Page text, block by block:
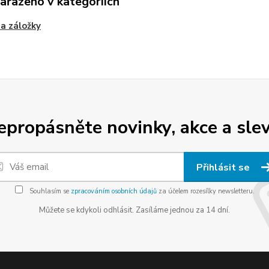
záložky
novinky, akce a
Přihlásit se
Souhlasím se zpracováním osobních údajůza účelem rozesílky newsletteru.
Můžete se kdykoli odhlásit. Zasíláme jednou za 14 dní.